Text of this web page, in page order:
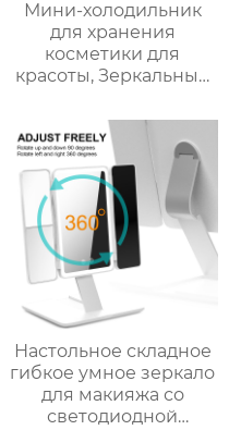
Мини-холодильник
для хранения
косметики для
красоты, Зеркальный
Фруктовый напиток,
грудное молоко,
автомобильный мини-
холодильник
Настольное складное
гибкое умное зеркало
для макияжа со
светодиодной